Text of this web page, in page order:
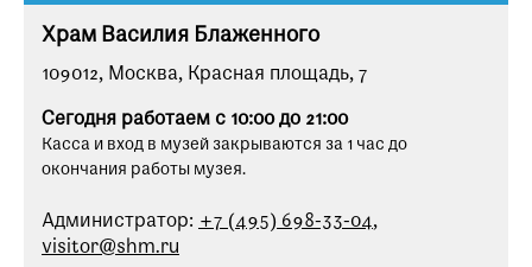
Храм Василия Блаженного
109012, Москва, Красная площадь, 7
Сегодня работаем с 10:00 до 21:00
Касса и вход в музей закрываются за 1 час до
окончания работы музея.
Администратор: +7 (495) 698-33-04,
visitor@shm.ru